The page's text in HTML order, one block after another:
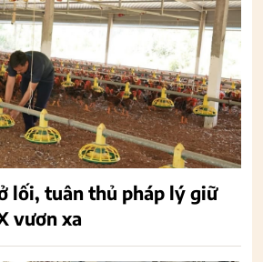
lối, tuân thủ pháp lý giữ
vươn xa